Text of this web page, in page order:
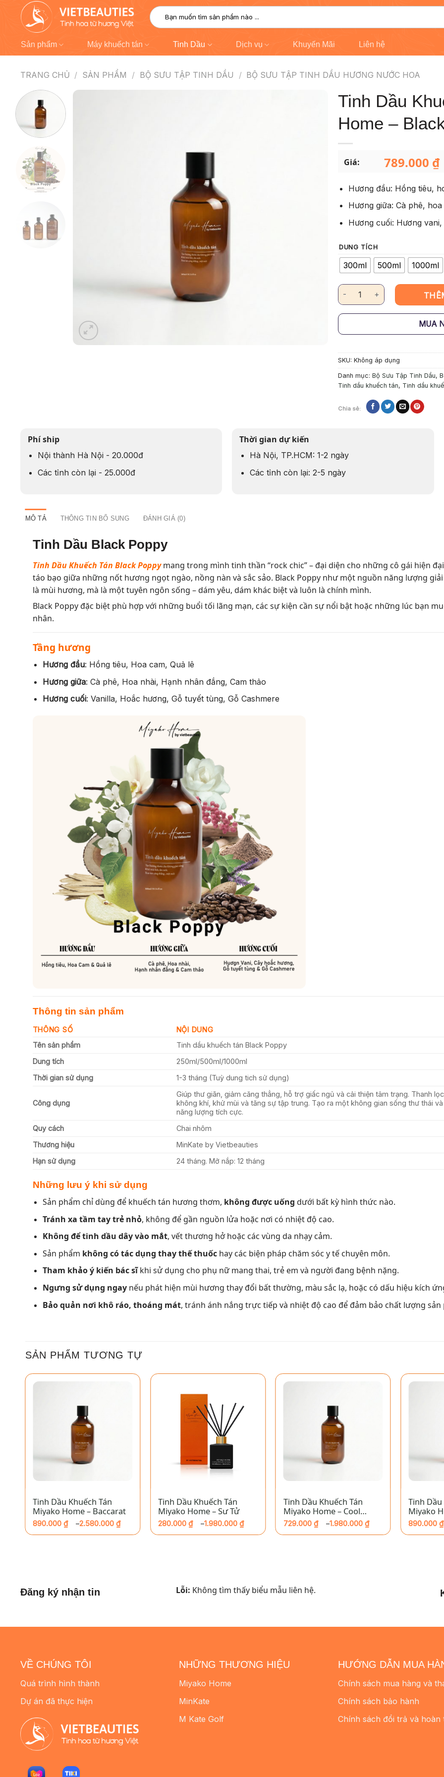
Chuyển
Tìm
kiếm:
Sản phẩm Máy khuếch tán Tinh Dầu Dịch vụ Khuyến Mãi Liên hệ
TRANG CHỦ / SẢN PHẨM / BỘ SƯU TẬP TINH DẦU / BỘ SƯU TẬP TINH DẦU HƯƠNG NƯỚC HOA
Tinh Dầu
Home –
Giá: 789.000 ₫
Hương đầu: Hồng tiêu,
Hương giữa: Cà phê,
Hương cuối: Hương
DUNG TÍCH
300ml 500ml 1000ml
Tinh Dầu Khuếch Tán Miyako
MUA
SKU: Không áp dụng
Danh mục: Bộ Sưu Tập Tinh Dầu,
Tinh dầu khuếch tán, Tinh dầu
Chia sẻ:
Phí ship
Nội thành Hà Nội - 20.000đ
Các tỉnh còn lại - 25.000đ
Thời gian dự kiến
Hà Nội, TP.HCM: 1-2 ngày
Các tỉnh còn lại: 2-5 ngày
MÔ TẢ THÔNG TIN BỔ SUNG ĐÁNH GIÁ (0)
Tinh Dầu Black Poppy
Tinh Dầu Khuếch Tán Black Poppymang trong mình tinh thần “rock chic” – đại diện cho những cô gái hiện
táo bạo giữa những nốt hương ngọt ngào, nồng nàn và sắc sảo. Black Poppy như một nguồn năng lượng
là mùi hương, mà là một tuyên ngôn sống – dám yêu, dám khác biệt và luôn là chính mình.
Black Poppy đặc biệt phù hợp với những buổi tối lãng mạn, các sự kiện cần sự nổi bật hoặc những lúc bạn
nhân.
Tầng hương
Hương đầu: Hồng tiêu, Hoa cam, Quả lê
Hương giữa: Cà phê, Hoa nhài, Hạnh nhân đắng, Cam thảo
Hương cuối: Vanilla, Hoắc hương, Gỗ tuyết tùng, Gỗ Cashmere
Thông tin sản phẩm
THÔNG SỐ
NỘI DUNG
Tên sản phẩm
Tinh dầu khuếch tán Black Poppy
Dung tích
250ml/500ml/1000ml
Thời gian sử dụng
1-3 tháng (Tuỳ dung tich sử dụng)
Công dụng
Giúp thư giãn, giảm căng thẳng, hỗ trợ giấc ngủ và cải thiện tâm trạng. Thanh lọc
không khí, khử mùi và tăng sự tập trung. Tạo ra một không gian sống thư thái
năng lượng tích cực.
Quy cách
Chai nhôm
Thương hiệu
MinKate by Vietbeauties
Hạn sử dụng
24 tháng. Mở nắp: 12 tháng
Những lưu ý khi sử dụng
Sản phẩm chỉ dùng để khuếch tán hương thơm, không được uống dưới bất kỳ hình thức nào.
Tránh xa tầm tay trẻ nhỏ, không để gần nguồn lửa hoặc nơi có nhiệt độ cao.
Không để tinh dầu dây vào mắt, vết thương hở hoặc các vùng da nhạy cảm.
Sản phẩm không có tác dụng thay thế thuốc hay các biện pháp chăm sóc y tế chuyên môn.
Tham khảo ý kiến bác sĩkhi sử dụng cho phụ nữ mang thai, trẻ em và người đang bệnh nặng.
Ngưng sử dụng ngay nếu phát hiện mùi hương thay đổi bất thường, màu sắc lạ, hoặc có dấu hiệu kích
Bảo quản nơi khô ráo, thoáng mát, tránh ánh nắng trực tiếp và nhiệt độ cao để đảm bảo chất lượng sản
SẢN PHẨM TƯƠNG TỰ
Tinh Dầu Khuếch Tán
Miyako Home – Baccarat
890.000₫ –2.580.000₫
giá:
Tinh Dầu Khuếch Tán
Miyako Home – Sư Tử
280.000 ₫ –1.980.000 ₫
giá:
Tinh Dầu Khuếch Tán
Miyako Home – Cool
Water
729.000 ₫ –1.980.000 ₫
giá:
Tinh
Miyako
Love
890.000₫
giá:
Đăng ký nhận tin Lỗi: Không tìm thấy biểu mẫu liên hệ.
VỀ CHÚNG TÔI
Quá trình hình thành
Dự án đã thực hiện
NHỮNG THƯƠNG HIỆU
Miyako Home
MinKate
M Kate Golf
HƯỚNG DẪN MUA
Chính sách mua hàng và
Chính sách bảo hành
Chính sách đổi trả và hoàn